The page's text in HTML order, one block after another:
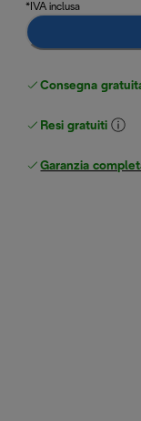
*IVA inclusa
Consegna
Resi gratuiti
Garanzia